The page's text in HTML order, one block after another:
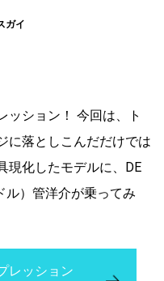
ガイ
ッション！ 今回は、ト
に落としこんだだけでは
現化したモデルに、DE
ル）管洋介が乗ってみ
レッション